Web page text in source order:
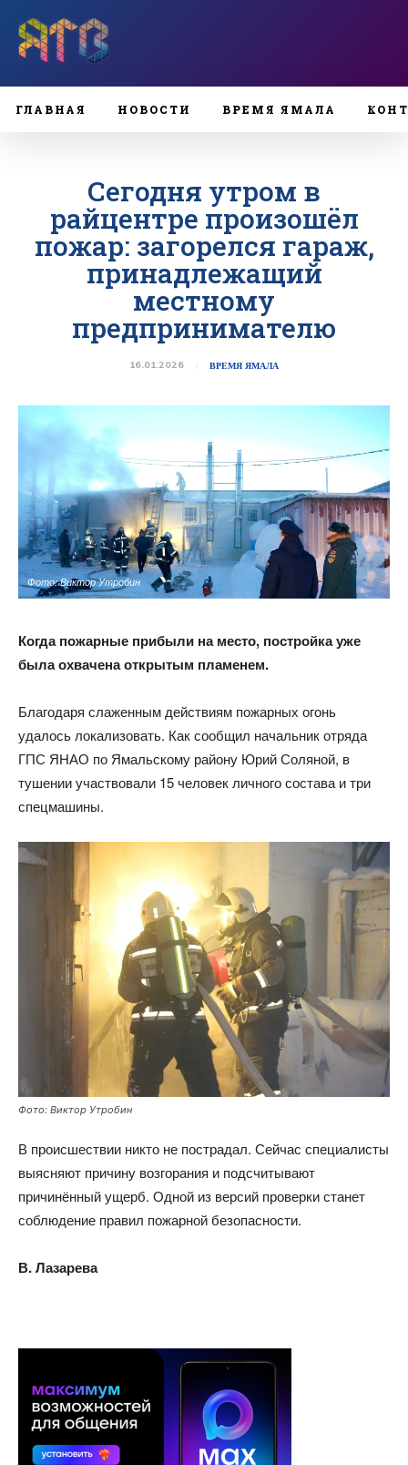
ГЛАВНАЯ НОВОСТИ ВРЕМЯ ЯМАЛА
Сегодня утром в
райцентре произошёл
пожар: загорелся гараж,
принадлежащий
местному
предпринимателю
16.01.2026 ВРЕМЯ ЯМАЛА
Фото: Виктор Утробин
Когда пожарные прибыли на место, постройка уже
была охвачена открытым пламенем.
Благодаря слаженным действиям пожарных огонь
удалось локализовать. Как сообщил начальник отряда
ГПС ЯНАО по Ямальскому району Юрий Соляной, в
тушении участвовали 15 человек личного состава и три
спецмашины.
Фото: Виктор Утробин
В происшествии никто не пострадал. Сейчас специалисты
выясняют причину возгорания и подсчитывают
причинённый ущерб. Одной из версий проверки станет
соблюдение правил пожарной безопасности.
В. Лазарева